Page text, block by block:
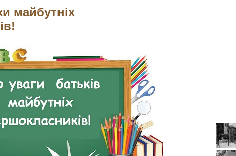
майбутніх